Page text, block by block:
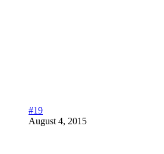
#19
August 4, 2015